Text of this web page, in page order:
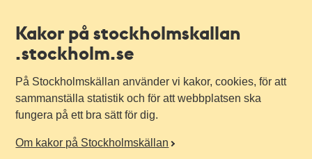
Kakor på stockholmskallan
.stockholm.se
På Stockholmskällan använder vi kakor, cookies, för att
sammanställa statistik och för att webbplatsen ska
fungera på ett bra sätt för dig.
Om kakor på Stockholmskällan